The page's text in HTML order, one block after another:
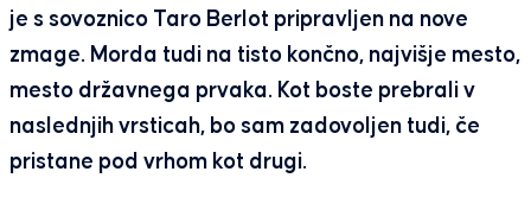
je s sovoznico Taro Berlot pripravljen na nove
zmage. Morda tudi na tisto končno, najvišje mesto,
mesto državnega prvaka. Kot boste prebrali v
naslednjih vrsticah, bo sam zadovoljen tudi, če
pristane pod vrhom kot drugi.